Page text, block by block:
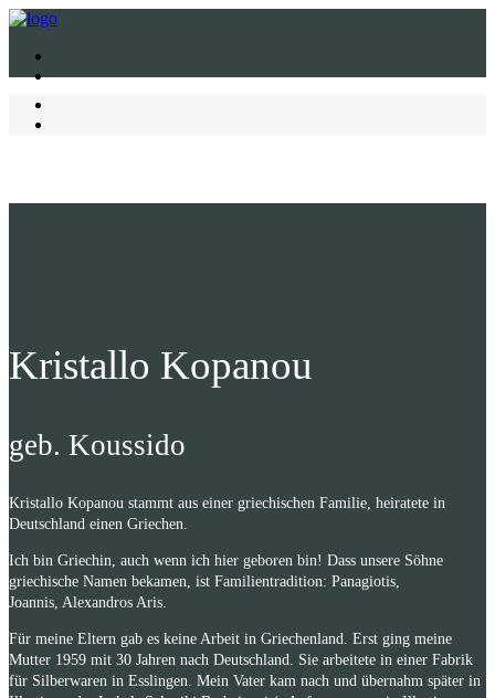
Kristallo Kopanou
geb. Koussido
Kristallo Kopanou stammt aus einer griechischen Familie, heiratete in
Deutschland einen Griechen.
Ich bin Griechin, auch wenn ich hier geboren bin! Dass unsere Söhne
griechische Namen bekamen, ist Familientradition: Panagiotis,
Joannis, Alexandros Aris.
Für meine Eltern gab es keine Arbeit in Griechenland. Erst ging meine
Mutter 1959 mit 30 Jahren nach Deutschland. Sie arbeitete in einer Fabrik
für Silberwaren in Esslingen. Mein Vater kam nach und übernahm später in